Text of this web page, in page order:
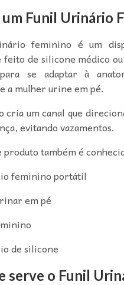
um Funil Urinário
feminino é um
de silicone médico
se adaptar à
a mulher urine em pé.
cria um canal que
evitando vazamentos.
produto também é
feminino portátil
em pé
de silicone
serve o Funil